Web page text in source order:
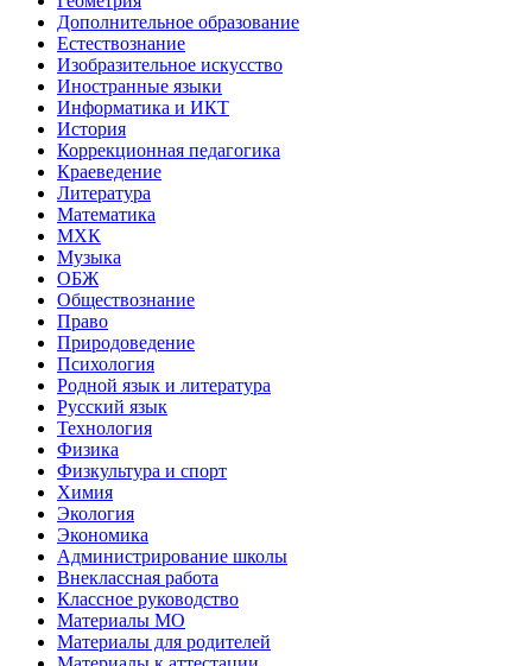
Дополнительное образование
Естествознание
Изобразительное искусство
Иностранные языки
Информатика и ИКТ
История
Коррекционная педагогика
Краеведение
Литература
Математика
МХК
Музыка
ОБЖ
Обществознание
Право
Природоведение
Психология
Родной язык и литература
Русский язык
Технология
Физика
Физкультура и спорт
Химия
Экология
Экономика
Администрирование школы
Внеклассная работа
Классное руководство
Материалы МО
Материалы для родителей